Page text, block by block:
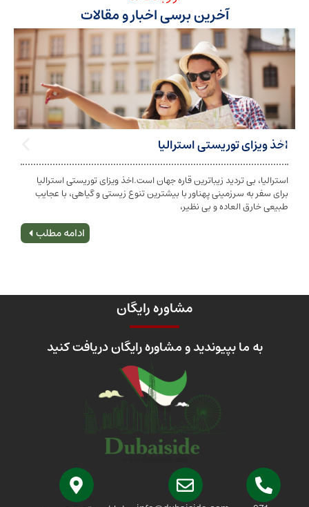
آخرین برسی اخبار و مقالات
توریستی استرالیا
تردید زیباترین قاره جهان است.اخذ ویزای توریستی استرالیا
سرزمینی پهناور با بیشترین تنوع زیستی و گیاهی، با عجایب
العاده و بی نظیر،
تابعیت و اخذ
شخص به دولت
مشاوره رایگان
بپیوندید و مشاوره رایگان دریافت کنید